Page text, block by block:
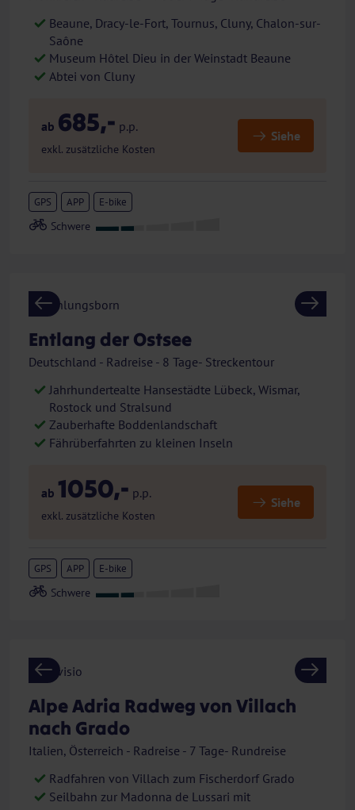
Beaune, Dracy-le-Fort, Tournus, Cluny, Chalon-sur-
Saône
Museum Hôtel Dieu in der Weinstadt Beaune
Abtei von Cluny
ab 685,- p.p.
exkl. zusätzliche Kosten
Siehe
GPS APP E-bike
Previous Next
Entlang der Ostsee
Deutschland - Radreise - 8 Tage- Streckentour
Jahrhundertealte Hansestädte Lübeck, Wismar,
Rostock und Stralsund
Zauberhafte Boddenlandschaft
Fährüberfahrten zu kleinen Inseln
ab 1050,- p.p.
exkl. zusätzliche Kosten
Siehe
GPS APP E-bike
Previous Next
Alpe Adria Radweg von Villach
nach Grado
Italien, Österreich - Radreise - 7 Tage- Rundreise
Radfahren von Villach zum Fischerdorf Grado
Seilbahn zur Madonna de Lussari mit